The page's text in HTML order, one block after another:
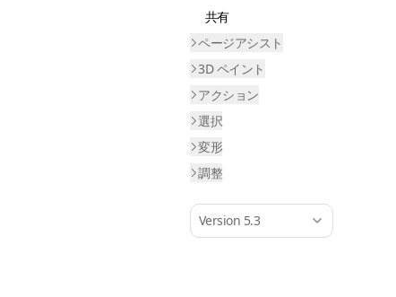
共有
ページアシスト
3D ペイント
アクション
選択
変形
調整